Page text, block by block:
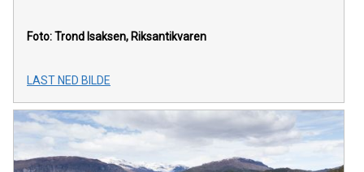
Foto: Trond Isaksen, Riksantikvaren
LAST NED BILDE